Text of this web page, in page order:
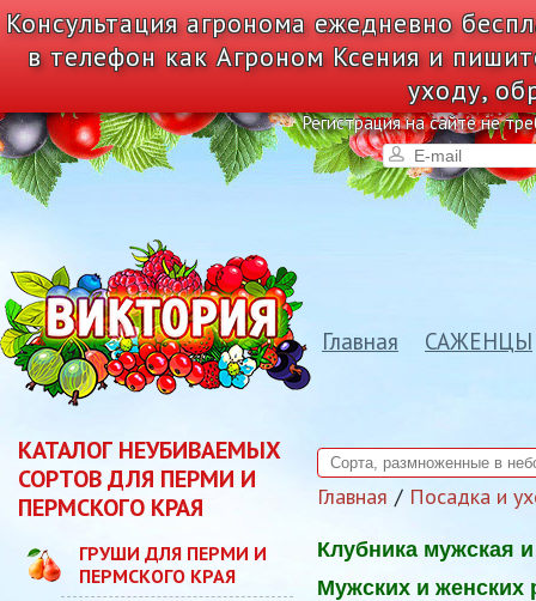
Консультация агронома ежедневно
в телефон как Агроном Ксения и
уходу,
Регистрация на сайте не
Главная САЖЕНЦЫ
КАТАЛОГ НЕУБИВАЕМЫХ
СОРТОВ ДЛЯ ПЕРМИ И
ПЕРМСКОГО КРАЯ
ГРУШИ ДЛЯ ПЕРМИ И
ПЕРМСКОГО КРАЯ
Главная Посадка и
Клубника мужская
Мужских и женских